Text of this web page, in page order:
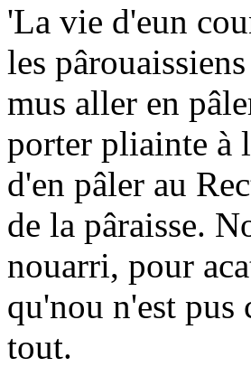
'La vie d'eun
les
mus aller en
porter pliainte à
d'en pâler au
de la pâraisse.
nouarri, pour
qu'nou n'est pus
tout.